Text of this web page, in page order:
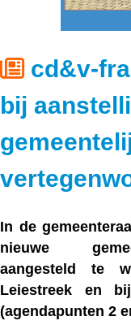
cd&v-
bij
In de
nieuwe
aangesteld te
Leiestreek en
(agendapunten 2